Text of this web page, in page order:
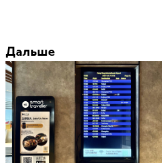
Дальше